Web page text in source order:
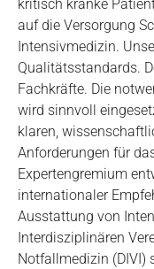
kritisch kranke
auf die Versorgung
Intensivmedizin.
Qualitätsstandards.
Fachkräfte. Die
wird sinnvoll
klaren,
Anforderungen für
Expertengremium
internationaler
Ausstattung von
Interdisziplinären
Notfallmedizin (DIVI)